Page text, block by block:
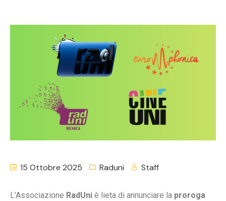
15 Ottobre 2025 Raduni Staff
L’Associazione RadUni è lieta di annunciare la proroga